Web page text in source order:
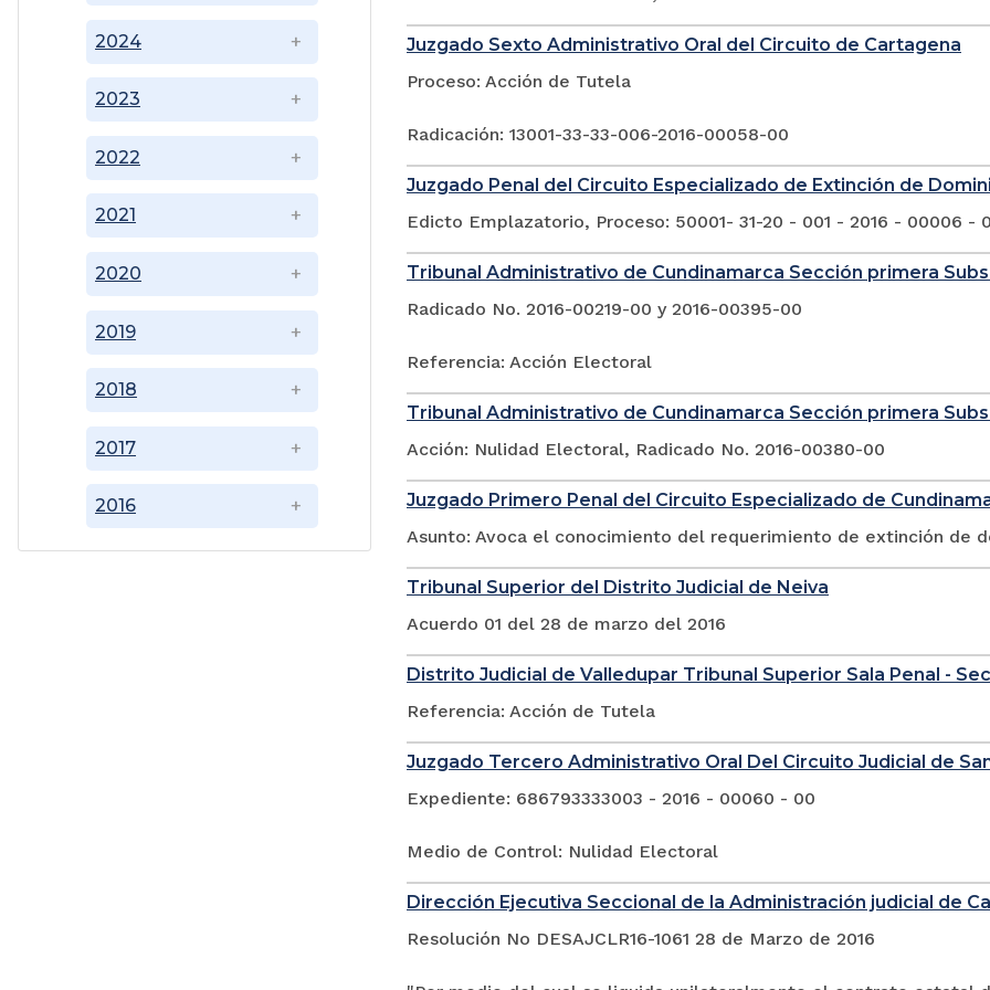
2016
2017
2018
2019
2020
2021
2022
2023
2024
Juzgado Sexto Administrativo Oral del Circuito de Cartagena
Proceso: Acción de Tutela
Radicación: 13001-33-33-006-2016-00058-00
Juzgado Penal del Circuito Especializado de Extinción de
Edicto Emplazatorio, Proceso: 50001- 31-20 - 001 - 2016 - 00006 -
Tribunal Administrativo de Cundinamarca Sección primera
Radicado No. 2016-00219-00 y 2016-00395-00
Referencia: Acción Electoral
Tribunal Administrativo de Cundinamarca Sección primera
Acción: Nulidad Electoral, Radicado No. 2016-00380-00
Juzgado Primero Penal del Circuito Especializado de
Asunto: Avoca el conocimiento del requerimiento de extinción de
Tribunal Superior del Distrito Judicial de Neiva
Acuerdo 01 del 28 de marzo del 2016
Distrito Judicial de Valledupar Tribunal Superior Sala Penal -
Referencia: Acción de Tutela
Juzgado Tercero Administrativo Oral Del Circuito Judicial de
Expediente: 686793333003 - 2016 - 00060 - 00
Medio de Control: Nulidad Electoral
Dirección Ejecutiva Seccional de la Administración judicial de
Resolución No DESAJCLR16-1061 28 de Marzo de 2016